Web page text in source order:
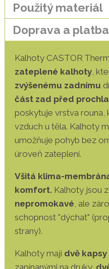
Použitý materiál
Doprava a platba
Kalhoty CASTOR
zateplené kalhoty,
zvýšenému zadnímu
část zad před
poskytuje vrstva
vzduch u těla. Kalhoty
umožňuje pohyb bez
úroveň zateplení.
Všitá klima-
komfort. Kalhoty jsou
nepromokavé, ale
schopnost "dýchat"
strany).
Kalhoty mají dvě